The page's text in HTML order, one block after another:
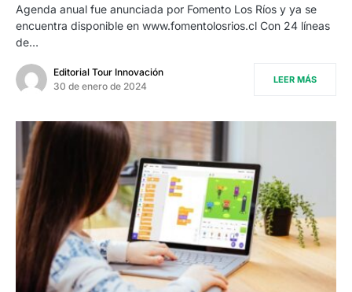
Agenda anual fue anunciada por Fomento Los Ríos y ya se
encuentra disponible en www.fomentolosrios.cl Con 24 líneas
de…
Editorial Tour Innovación
30 de enero de 2024
LEER MÁS